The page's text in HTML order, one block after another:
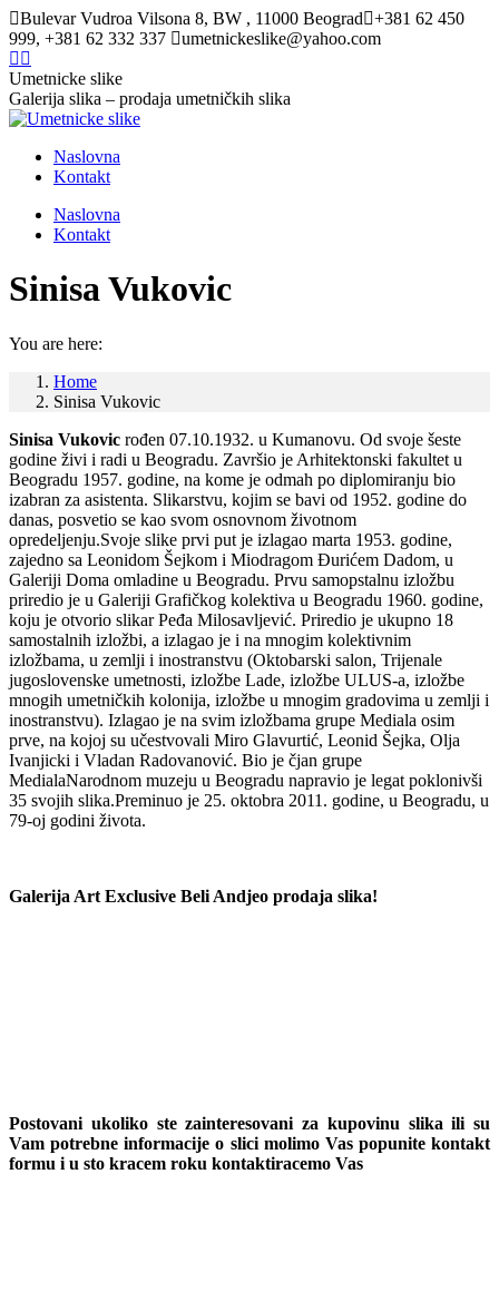
Skip
to
content
Bulevar Vudroa Vilsona 8, BW , 11000 Beograd
+381 62 450
999, +381 62 332 337
umetnickeslike@yahoo.com
Facebook
page
opens
in
window
page
opens
in
window
Umetnicke slike
Galerija slika – prodaja umetničkih slika
Naslovna
Kontakt
Naslovna
Kontakt
Sinisa Vukovic
You are here:
Home
Sinisa Vukovic
Sinisa Vukovic rođen 07.10.1932. u Kumanovu. Od svoje šeste
godine živi i radi u Beogradu. Završio je Arhitektonski fakultet u
Beogradu 1957. godine, na kome je odmah po diplomiranju bio
izabran za asistenta. Slikarstvu, kojim se bavi od 1952. godine do
danas, posvetio se kao svom osnovnom životnom
opredeljenju.Svoje slike prvi put je izlagao marta 1953. godine,
zajedno sa Leonidom Šejkom i Miodragom Đurićem Dadom, u
Galeriji Doma omladine u Beogradu. Prvu samopstalnu izložbu
priredio je u Galeriji Grafičkog kolektiva u Beogradu 1960. godine,
koju je otvorio slikar Peđa Milosavljević. Priredio je ukupno 18
samostalnih izložbi, a izlagao je i na mnogim kolektivnim
izložbama, u zemlji i inostranstvu (Oktobarski salon, Trijenale
jugoslovenske umetnosti, izložbe Lade, izložbe ULUS-a, izložbe
mnogih umetničkih kolonija, izložbe u mnogim gradovima u zemlji i
inostranstvu). Izlagao je na svim izložbama grupe Mediala osim
prve, na kojoj su učestvovali Miro Glavurtić, Leonid Šejka, Olja
Ivanjicki i Vladan Radovanović. Bio je čjan grupe
MedialaNarodnom muzeju u Beogradu napravio je legat poklonivši
35 svojih slika.Preminuo je 25. oktobra 2011. godine, u Beogradu, u
79-oj godini života.
Galerija Art Exclusive Beli Andjeo prodaja slika!
Postovani ukoliko ste zainteresovani za kupovinu slika ili su
Vam potrebne informacije o slici molimo Vas popunite kontakt
formu i u sto kracem roku kontaktiracemo Vas